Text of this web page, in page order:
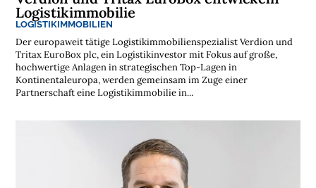
Logistikimmobilie
LOGISTIKIMMOBILIEN
Der europaweit tätige Logistikimmobilienspezialist Verdion und
Tritax EuroBox plc, ein Logistikinvestor mit Fokus auf große,
hochwertige Anlagen in strategischen Top-Lagen in
Kontinentaleuropa, werden gemeinsam im Zuge einer
Partnerschaft eine Logistikimmobilie in...